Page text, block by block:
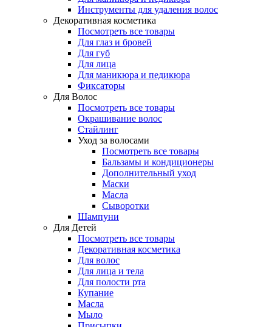
Инструменты для удаления волос
Декоративная косметика
Посмотреть все товары
Для глаз и бровей
Для губ
Для лица
Для маникюра и педикюра
Фиксаторы
Для Волос
Посмотреть все товары
Окрашивание волос
Стайлинг
Уход за волосами
Посмотреть все товары
Бальзамы и кондиционеры
Дополнительный уход
Маски
Масла
Сыворотки
Шампуни
Для Детей
Посмотреть все товары
Декоративная косметика
Для волос
Для лица и тела
Для полости рта
Купание
Масла
Мыло